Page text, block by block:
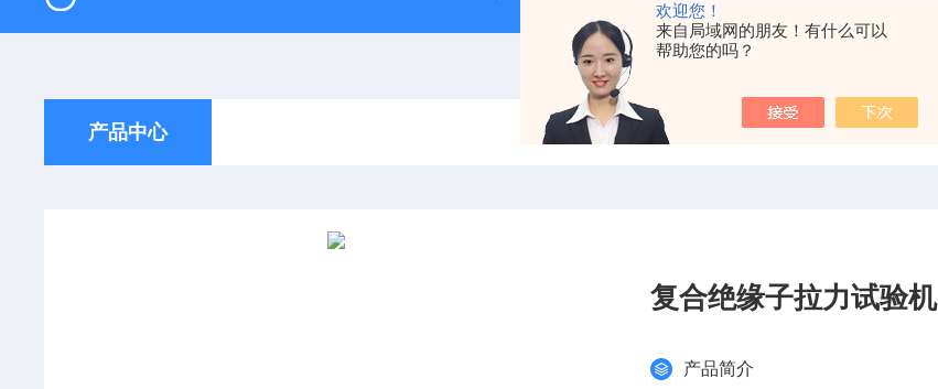
欢迎您！
来自局域网的朋友！有什么可以
帮助您的吗？
产品中心 当前位置：首页 产品中心
复合绝缘子拉力试验机
产品简介